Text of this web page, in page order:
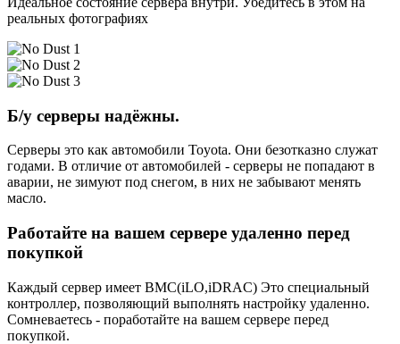
реальных фотографиях
Б/у серверы надёжны.
Серверы это как автомобили Toyota. Они безотказно служат
годами. В отличие от автомобилей - серверы не попадают в
аварии, не зимуют под снегом, в них не забывают менять
масло.
Работайте на вашем сервере удаленно перед
покупкой
Каждый сервер имеет BMC(iLO,iDRAC) Это специальный
контроллер, позволяющий выполнять настройку удаленно.
Сомневаетесь - поработайте на вашем сервере перед
покупкой.